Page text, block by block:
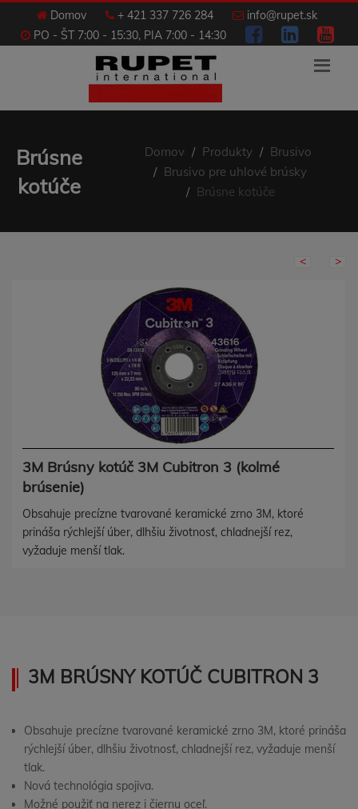
Domov + 421 337 726 284
info@rupet.sk
PO - ŠT 7:00 - 15:30, PIA 7:00 - 14:30
Brúsne
kotúče
Domov Produkty
Brusivo
Brusivo pre uhlové brúsky
Brúsne kotúče
3M Brúsny kotúč 3M Cubitron 3 (kolmé
brúsenie)
Obsahuje precízne tvarované keramické zrno 3M, ktoré
prináša rýchlejší úber, dlhšiu životnosť, chladnejší rez,
vyžaduje menší tlak.
3M BRÚSNY KOTÚČ CUBITRON 3
Obsahuje precízne tvarované keramické zrno 3M, ktoré prináša
rýchlejší úber, dlhšiu životnosť, chladnejší rez, vyžaduje menší
tlak.
Nová technológia spojiva.
Možné použiť na nerez i čiernu oceľ.